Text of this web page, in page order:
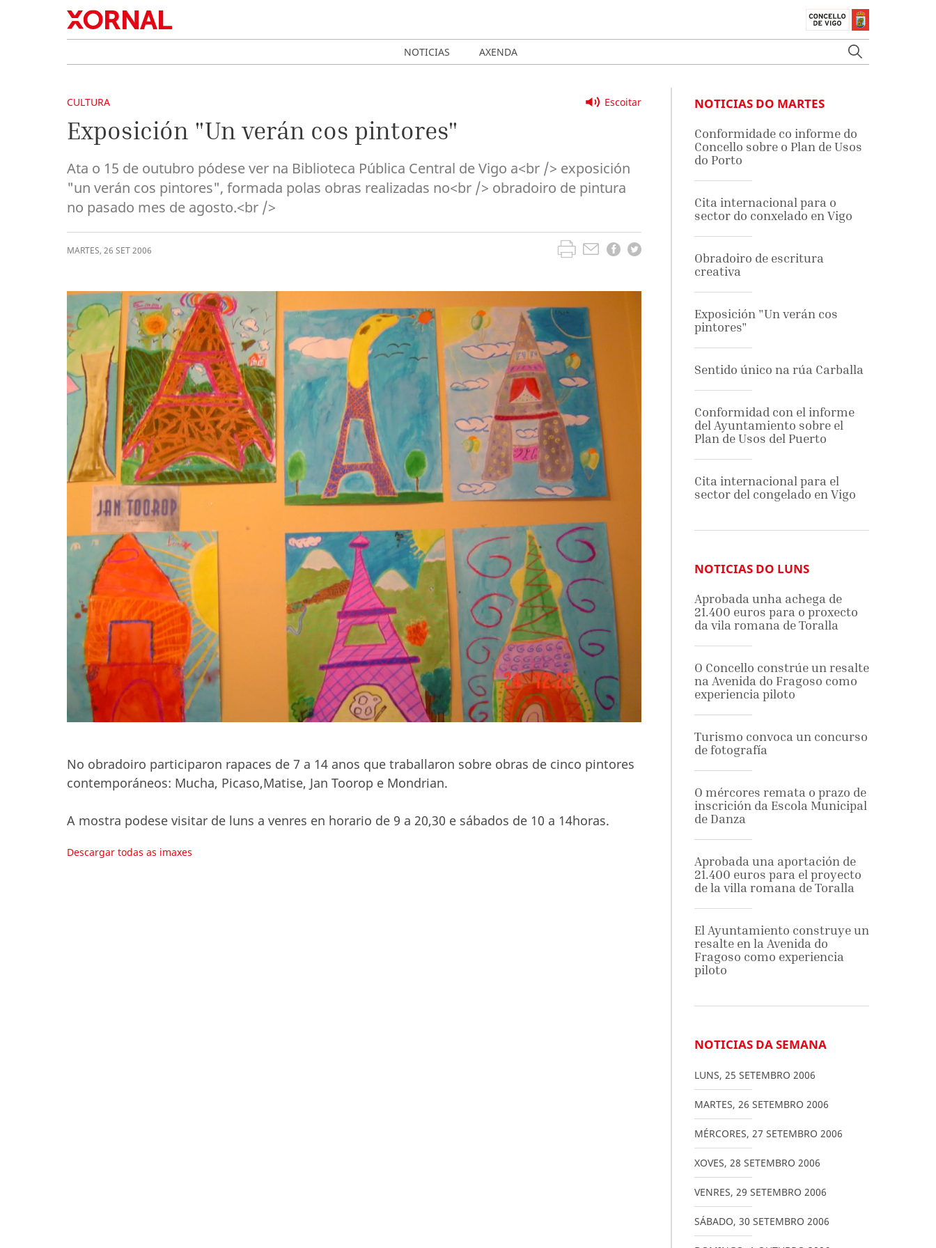
NOTICIAS AXENDA
Escoitar
CULTURA
Exposición "Un verán cos pintores"
Ata o 15 de outubro pódese ver na Biblioteca Pública Central de Vigo a<br /> exposición
"un verán cos pintores", formada polas obras realizadas no<br /> obradoiro de pintura
no pasado mes de agosto.<br />
MARTES, 26 SET2006
No obradoiro participaron rapaces de 7 a 14 anos que traballaron sobre obras de cinco pintores
contemporáneos: Mucha, Picaso,Matise, Jan Toorop e Mondrian.
A mostra podese visitar de luns a venres en horario de 9 a 20,30 e sábados de 10 a 14horas.
Descargar todas as imaxes
NOTICIAS DO MARTES
Conformidade co informe do
Concello sobre o Plan de Usos
do Porto
Cita internacional para o
sector do conxelado en Vigo
Obradoiro de escritura
creativa
Exposición "Un verán cos
pintores"
Sentido único na rúa Carballa
Conformidad con el informe
del Ayuntamiento sobre el
Plan de Usos del Puerto
Cita internacional para el
sector del congelado en Vigo
NOTICIAS DO LUNS
Aprobada unha achega de
21.400 euros para o proxecto
da vila romana de Toralla
O Concello constrúe un resalte
na Avenida do Fragoso como
experiencia piloto
Turismo convoca un concurso
de fotografía
O mércores remata o prazo de
inscrición da Escola Municipal
de Danza
Aprobada una aportación de
21.400 euros para el proyecto
de la villa romana de Toralla
El Ayuntamiento construye un
resalte en la Avenida do
Fragoso como experiencia
piloto
NOTICIAS DA SEMANA
LUNS, 25 SETEMBRO 2006
MARTES, 26 SETEMBRO 2006
MÉRCORES, 27 SETEMBRO 2006
XOVES, 28 SETEMBRO 2006
VENRES, 29 SETEMBRO 2006
SÁBADO, 30 SETEMBRO 2006